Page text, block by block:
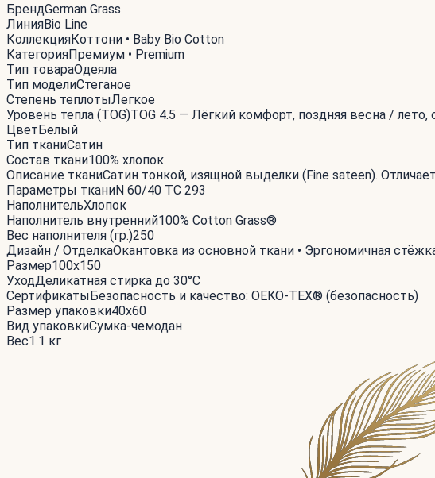
БрендGerman Grass
ЛинияBio Line
КоллекцияКоттони • Baby Bio Cotton
КатегорияПремиум • Premium
Тип товараОдеяла
Тип моделиСтеганое
Степень теплотыЛегкое
Уровень тепла (TOG)TOG 4.5 — Лёгкий комфорт, поздняя весна /
ЦветБелый
Тип тканиСатин
Состав ткани100% хлопок
Описание тканиСатин тонкой, изящной выделки (Fine sateen).
Параметры тканиN 60/40 TC 293
НаполнительХлопок
Наполнитель внутренний100% Cotton Grass®
Вес наполнителя (гр.)250
Дизайн / ОтделкаОкантовка из основной ткани • Эргономичная
Размер100x150
УходДеликатная стирка до 30°С
СертификатыБезопасность и качество: OEKO-TEX® (безопасность)
Размер упаковки40x60
Вид упаковкиСумка-чемодан
Вес1.1 кг